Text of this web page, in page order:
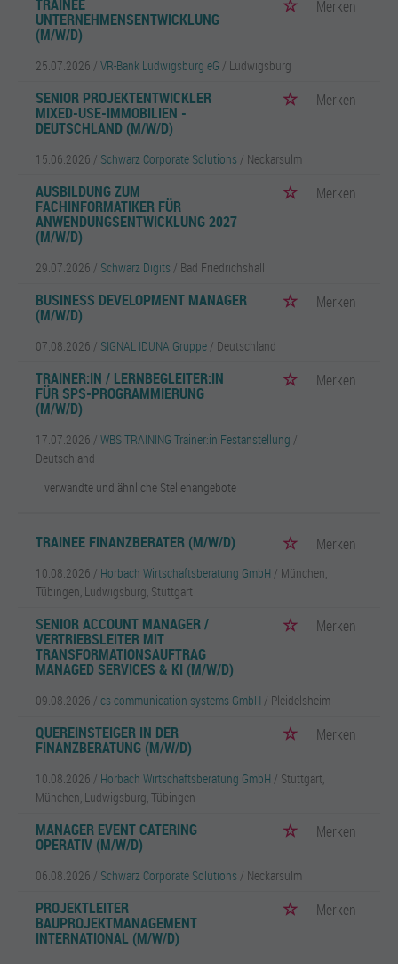
TRAINEE
UNTERNEHMENSENTWICKLUNG
(M/W/D)
Merken
25.07.2026 / VR-Bank Ludwigsburg eG / Ludwigsburg
SENIOR PROJEKTENTWICKLER
MIXED-USE-IMMOBILIEN -
DEUTSCHLAND (M/W/D)
Merken
15.06.2026 / Schwarz Corporate Solutions / Neckarsulm
AUSBILDUNG ZUM
FACHINFORMATIKER FÜR
ANWENDUNGSENTWICKLUNG 2027
(M/W/D)
Merken
29.07.2026 / Schwarz Digits / Bad Friedrichshall
BUSINESS DEVELOPMENT MANAGER
(M/W/D)
Merken
07.08.2026 / SIGNAL IDUNA Gruppe / Deutschland
TRAINER:IN / LERNBEGLEITER:IN
FÜR SPS-PROGRAMMIERUNG
(M/W/D)
Merken
17.07.2026 / WBS TRAINING Trainer:in Festanstellung /
Deutschland
verwandte und ähnliche Stellenangebote
TRAINEE FINANZBERATER (M/W/D) Merken
10.08.2026 / Horbach Wirtschaftsberatung GmbH / München,
Tübingen, Ludwigsburg, Stuttgart
SENIOR ACCOUNT MANAGER /
VERTRIEBSLEITER MIT
TRANSFORMATIONSAUFTRAG
MANAGED SERVICES & KI (M/W/D)
Merken
09.08.2026 / cs communication systems GmbH / Pleidelsheim
QUEREINSTEIGER IN DER
FINANZBERATUNG (M/W/D)
Merken
10.08.2026 / Horbach Wirtschaftsberatung GmbH / Stuttgart,
München, Ludwigsburg, Tübingen
MANAGER EVENT CATERING
OPERATIV (M/W/D)
Merken
06.08.2026 / Schwarz Corporate Solutions / Neckarsulm
PROJEKTLEITER
BAUPROJEKTMANAGEMENT
INTERNATIONAL (M/W/D)
Merken